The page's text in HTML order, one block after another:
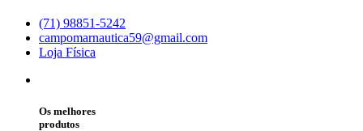
(71) 98851-5242
campomarnautica59@gmail.com
Loja Física
Os melhores
produtos